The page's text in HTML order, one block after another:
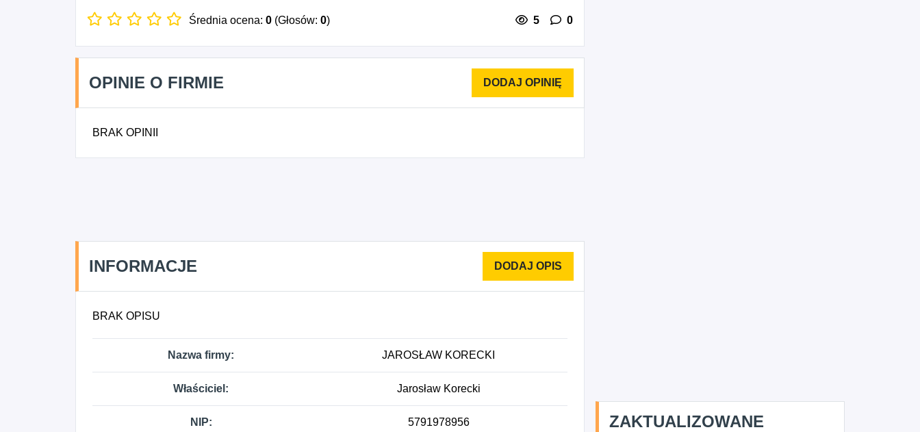
przewodowej, bezprzewodowej i satelitarnej.
Średnia ocena: 0 (Głosów: 0) 5 0
OPINIE O FIRMIE
BRAK OPINII
INFORMACJE
BRAK OPISU
Nazwa firmy: JAROSŁAW KORECKI
Właściciel: Jarosław Korecki
NIP: 5791978956 ZAKTUALIZOWANE